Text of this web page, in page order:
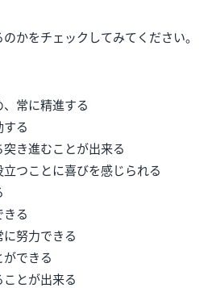
かをチェックしてみてください。
常に精進する
る
き進むことが出来る
つことに喜びを感じられる
る
努力できる
できる
とが出来る